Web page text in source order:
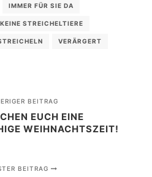
IMMER FÜR SIE DA
KEINE STREICHELTIERE
VERÄRGERT
BEITRAG
EUCH EINE
WEIHNACHTSZEIT!
BEITRAG